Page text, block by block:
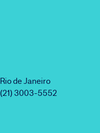
Rio de Janeiro
(21) 3003-5552